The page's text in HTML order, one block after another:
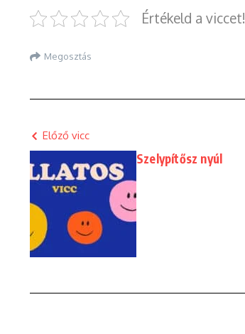
Értékeld a viccet!
Megosztás
Előző vicc
Szelypítősz nyúl